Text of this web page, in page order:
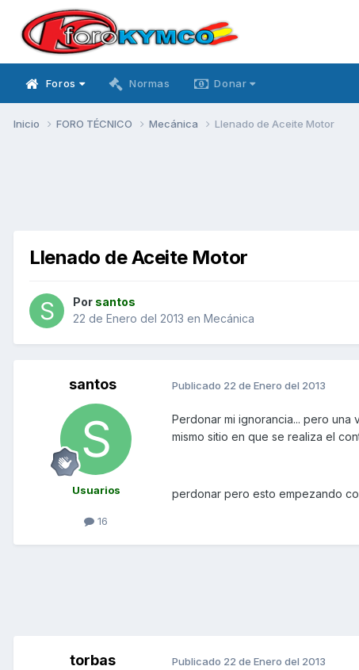
Foros Normas Donar
Inicio FORO TÉCNICO Mecánica Llenado de Aceite Motor
Llenado de Aceite Motor
Por santos
22 de Enero del 2013 en Mecánica
santos
Usuarios
16
Publicado 22 de Enero del 2013
Perdonar mi ignorancia... pero
mismo sitio en que se realiza el
perdonar pero esto empezando
torbas Publicado 22 de Enero del 2013